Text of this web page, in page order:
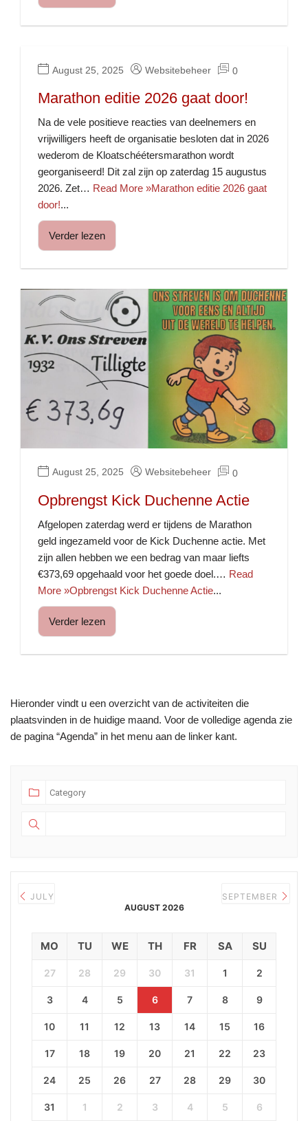
August 25, 2025 Websitebeheer 0
Marathon editie 2026 gaat door!
Na de vele positieve reacties van deelnemers en
vrijwilligers heeft de organisatie besloten dat in 2026
wederom de Kloatschéétersmarathon wordt
georganiseerd! Dit zal zijn op zaterdag 15 augustus
2026. Zet… Read More »Marathon editie 2026 gaat
door!...
Verder lezen
August 25, 2025 Websitebeheer 0
Opbrengst Kick Duchenne Actie
Afgelopen zaterdag werd er tijdens de Marathon
geld ingezameld voor de Kick Duchenne actie. Met
zijn allen hebben we een bedrag van maar liefts
€373,69 opgehaald voor het goede doel.… Read
More »Opbrengst Kick Duchenne Actie...
Verder lezen
Hieronder vindt u een overzicht van de activiteiten die
plaatsvinden in de huidige maand. Voor de volledige agenda zie
de pagina “Agenda” in het menu aan de linker kant.
JULY
AUGUST 2026
SEPTEMBER
MO TU WE TH FR SA SU
27 28 29 30 31 1 2
3 4 5 6 7 8 9
10 11 12 13 14 15 16
17 18 19 20 21 22 23
24 25 26 27 28 29 30
31 1 2 3 4 5 6